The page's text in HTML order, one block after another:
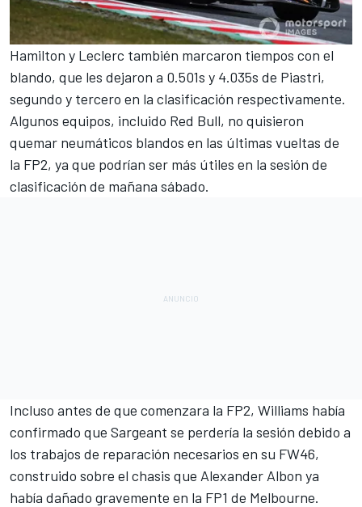
Hamilton y Leclerc también marcaron tiempos con el
blando, que les dejaron a 0.501s y 4.035s de Piastri,
segundo y tercero en la clasificación respectivamente.
Algunos equipos, incluido Red Bull, no quisieron
quemar neumáticos blandos en las últimas vueltas de
la FP2, ya que podrían ser más útiles en la sesión de
clasificación de mañana sábado.
Incluso antes de que comenzara la FP2, Williams había
confirmado que Sargeant se perdería la sesión debido a
los trabajos de reparación necesarios en su FW46,
construido sobre el chasis que Alexander Albon ya
había dañado gravemente en la FP1 de Melbourne.